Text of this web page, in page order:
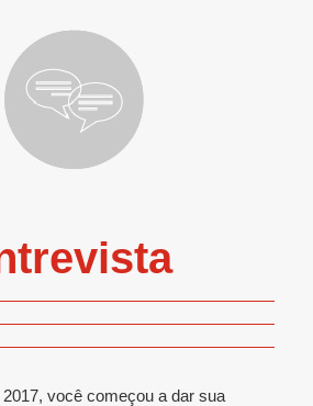
você começou a dar sua